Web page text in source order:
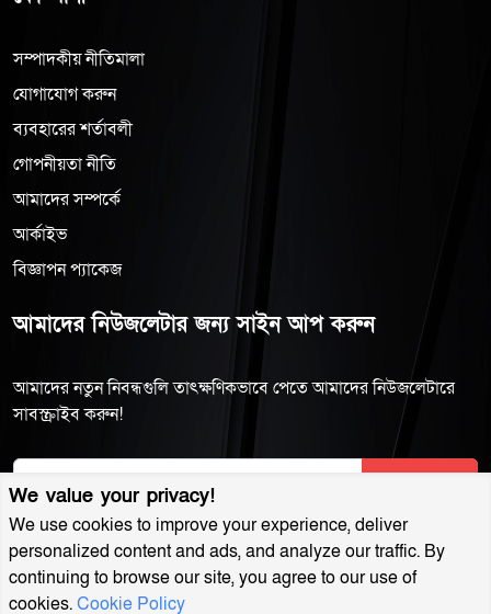
সম্পাদকীয় নীতিমালা
যোগাযোগ করুন
ব্যবহারের শর্তাবলী
গোপনীয়তা নীতি
আমাদের সম্পর্কে
আর্কাইভ
বিজ্ঞাপন প্যাকেজ
আমাদের নিউজলেটার জন্য সাইন আপ করুন
আমাদের নতুন নিবন্ধগুলি তাৎক্ষণিকভাবে পেতে আমাদের নিউজলেটারে
সাবস্ক্রাইব করুন!
MuktoDhoni © 2022. All Rights Reserved.
We value your privacy!
We use cookies to improve your experience, deliver
personalized content and ads, and analyze our traffic. By
continuing to browse our site, you agree to our use of
cookies.Cookie Policy